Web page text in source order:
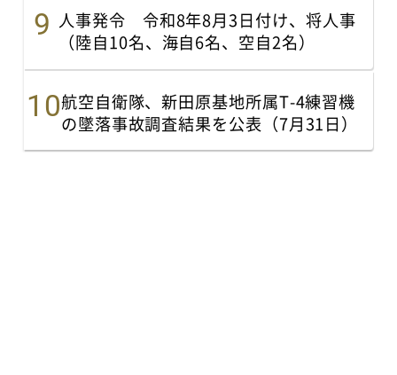
人事発令 令和8年8月3日付け、将人事
（陸自10名、海自6名、空自2名）
航空自衛隊、新田原基地所属T-4練習機
の墜落事故調査結果を公表（7月31日）